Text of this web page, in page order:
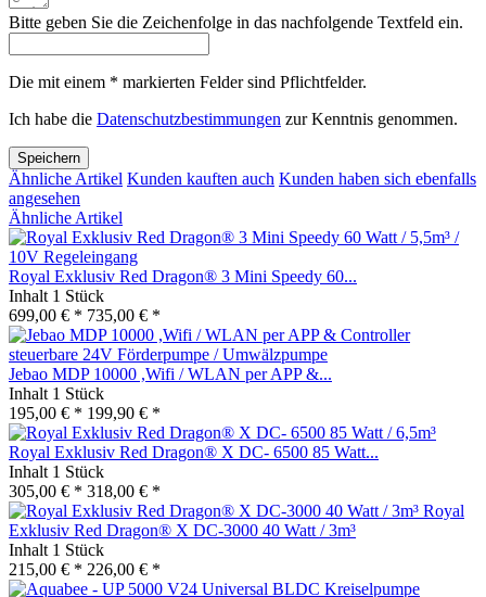
Bitte geben Sie die Zeichenfolge in das nachfolgende Textfeld ein.
Die mit einem * markierten Felder sind Pflichtfelder.
Ich habe die Datenschutzbestimmungen zur Kenntnis genommen.
Speichern
Ähnliche Artikel Kunden kauften auch Kunden haben sich ebenfalls
angesehen
Ähnliche Artikel
Royal Exklusiv Red Dragon® 3 Mini Speedy 60...
Inhalt 1 Stück
699,00 € * 735,00 € *
Jebao MDP 10000 ,Wifi / WLAN per APP &...
Inhalt 1 Stück
195,00 € * 199,90 € *
Royal Exklusiv Red Dragon® X DC- 6500 85 Watt...
Inhalt 1 Stück
305,00 € * 318,00 € *
Royal
Exklusiv Red Dragon® X DC-3000 40 Watt / 3m³
Inhalt 1 Stück
215,00 € * 226,00 € *